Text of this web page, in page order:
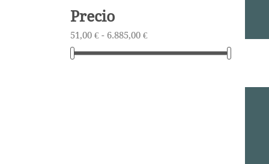
Precio
51,00 € - 6.885,00 €